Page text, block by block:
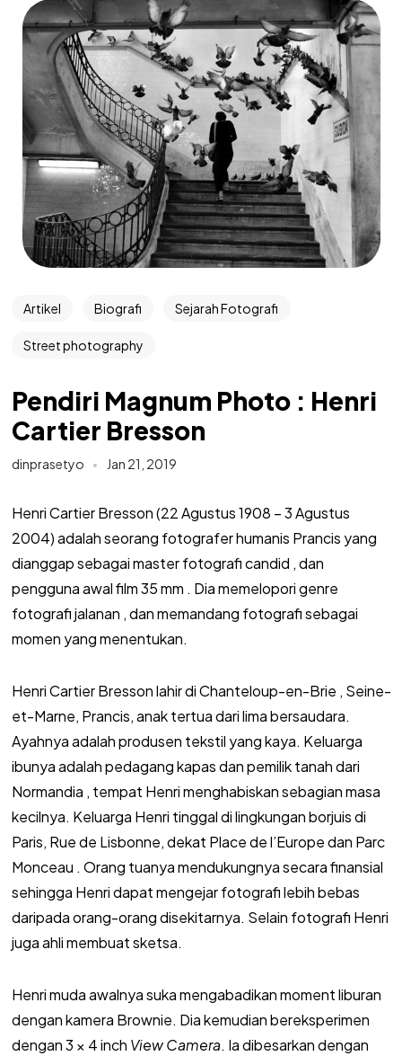
Artikel Biografi Sejarah Fotografi
Street photography
Pendiri Magnum Photo : Henri
Cartier Bresson
dinprasetyo Jan 21, 2019
Henri Cartier Bresson (22 Agustus 1908 – 3 Agustus
2004) adalah seorang fotografer humanis Prancis yang
dianggap sebagai master fotografi candid , dan
pengguna awal film 35 mm . Dia memelopori genre
fotografi jalanan , dan memandang fotografi sebagai
momen yang menentukan.
Henri Cartier Bresson lahir di Chanteloup-en-Brie , Seine-
et-Marne, Prancis, anak tertua dari lima bersaudara.
Ayahnya adalah produsen tekstil yang kaya. Keluarga
ibunya adalah pedagang kapas dan pemilik tanah dari
Normandia , tempat Henri menghabiskan sebagian masa
kecilnya. Keluarga Henri tinggal di lingkungan borjuis di
Paris, Rue de Lisbonne, dekat Place de l’Europe dan Parc
Monceau . Orang tuanya mendukungnya secara finansial
sehingga Henri dapat mengejar fotografi lebih bebas
daripada orang-orang disekitarnya. Selain fotografi Henri
juga ahli membuat sketsa.
Henri muda awalnya suka mengabadikan moment liburan
dengan kamera Brownie. Dia kemudian bereksperimen
dengan 3 × 4 inch View Camera. Ia dibesarkan dengan